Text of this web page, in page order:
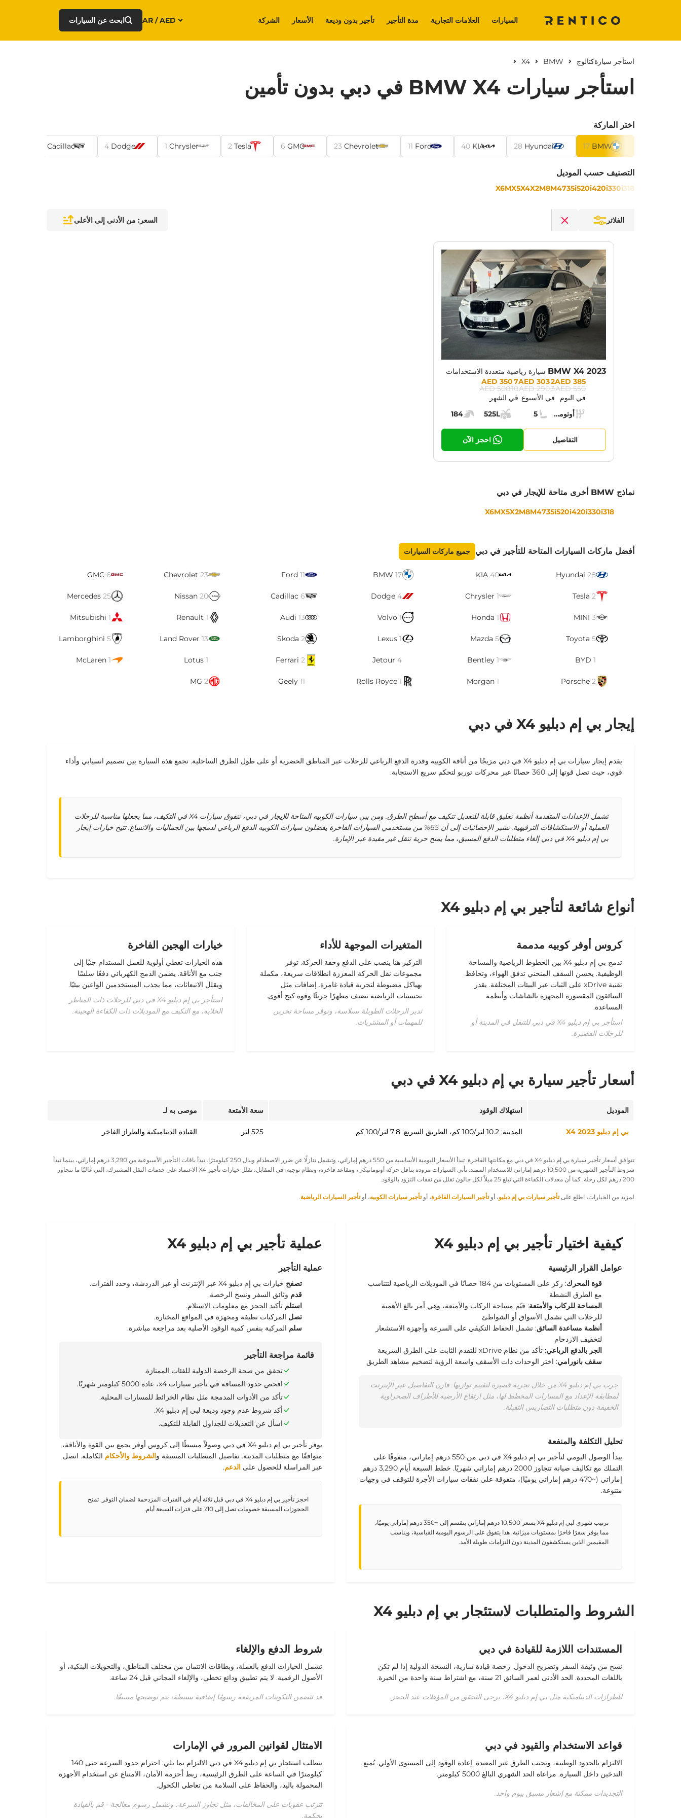
السيارات العلامات التجارية مدة التأجير تأجير بدون وديعة الأسعار الشركة AR / AED ابحث عن السيارات
استأجر سيارات BMW X4 في دبي بدون تأمين
استأجر سيارةكتالوج BMW
X4
اختر الماركة
BMW
17
Hyundai
28
KIA
40
Ford
11
Chevrolet
23
GMC
6
Tesla
2
Chrysler
1
Dodge
4
Cadillac
التصنيف حسب الموديل
318
330i
420i
520i
735i
M4
M8
X2
X4
X5
X6M
الفلاتر
Clear filters
السعر: من الأدنى إلى الأعلى
BMW X4 2023 سيارة رياضية متعددة الاستخدامات
CURRENT PROMOTION:
30% OFF
Prices:
385 AED
550 AED
في اليوم
2 303 AED
3 290 AED
في الأسبوع
7 350 AED
10 500 AED
في الشهر
Specs:ناقل الحركة:
أوتوماتيك (AT)
مقاعد:
5
مساحة الشحن:
525L
قوة المحرك:
184
التفاصيل احجز الآن
نماذج BMW أخرى متاحة للإيجار في دبي
318
330i
420i
520i
735i
M4
M8
X2
X5
X6M
أفضل ماركات السيارات المتاحة للتأجير في دبي جميع ماركات السيارات
Hyundai 28
KIA 40
BMW17
Ford11
Chevrolet 23
GMC 6
Tesla 2
Chrysler 1
Dodge 4
Cadillac 6
Nissan 20
Mercedes25
MINI 3
Honda 1
Volvo1
Audi13
Renault 1
Mitsubishi1
Toyota 5
Mazda 5
Lexus1
Skoda2
Land Rover 13
Lamborghini5
BYD 1
Bentley 1
Jetour 4
Ferrari2
Lotus 1
McLaren1
Porsche 2
Morgan 1
Rolls Royce1
Geely11
MG 2
إيجار بي إم دبليو X4 في دبي
يقدم إيجار سيارات بي إم دبليو X4 في دبي مزيجًا من أناقة الكوبيه وقدرة الدفع الرباعي للرحلات عبر المناطق الحضرية أو على طول الطرق الساحلية. تجمع هذه السيارة بين تصميم انسيابي وأداء
قوي، حيث تصل قوتها إلى 360 حصانًا عبر محركات توربو لتحكم سريع الاستجابة.
تشمل الإعدادات المتقدمة أنظمة تعليق قابلة للتعديل تتكيف مع أسطح الطرق. ومن بين سيارات الكوبيه المتاحة للإيجار في دبي، تتفوق سيارات X4 في التكيف، مما يجعلها مناسبة للرحلات
العملية أو الاستكشافات الترفيهية. تشير الإحصائيات إلى أن 65% من مستخدمي السيارات الفاخرة يفضلون سيارات الكوبيه الدفع الرباعي لدمجها بين الجماليات والاتساع. تتيح خيارات إيجار
بي إم دبليو X4 في دبي إلغاء متطلبات الدفع المسبق، مما يمنح حرية تنقل غير مقيدة عبر الإمارة.
أنواع شائعة لتأجير بي إم دبليو X4
كروس أوفر كوبيه مدممة
تدمج بي إم دبليو X4 بين الخطوط الرياضية والمساحة
الوظيفية. يحسن السقف المنحني تدفق الهواء، وتحافظ
تقنية xDrive على الثبات عبر البيئات المختلفة. يقدر
السائقون المقصورة المجهزة بالشاشات وأنظمة
المساعدة.
استأجر بي إم دبليو X4 في دبي للتنقل في المدينة أو
للرحلات القصيرة.
المتغيرات الموجهة للأداء
التركيز هنا ينصب على الدفع وخفة الحركة. توفر
مجموعات نقل الحركة المعززة انطلاقات سريعة، مكملة
بهياكل مضبوطة لتجربة قيادة غامرة. إضافات مثل
تحسينات الرياضية تضيف مظهرًا جريئًا وقوة كبح أقوى.
تدير الرحلات الطويلة بسلاسة، وتوفر مساحة تخزين
للمهمات أو المشتريات.
خيارات الهجين الفاخرة
هذه الخيارات تعطي أولوية للعمل المستدام جنبًا إلى
جنب مع الأناقة. يضمن الدمج الكهربائي دفعًا سلسًا
ويقلل الانبعاثات، مما يجذب المستخدمين الواعين بيئيًا.
استأجر بي إم دبليو X4 في دبي للرحلات ذات المناظر
الخلابة، مع التكيف مع الموديلات ذات الكفاءة الهجينة.
أسعار تأجير سيارة بي إم دبليو X4 في دبي
الموديل استهلاك الوقود سعة الأمتعة موصى به لـ
بي إم دبليو X4 2023 المدينة: 10.2 لتر/100 كم، الطريق السريع: 7.8 لتر/100 كم 525 لتر القيادة الديناميكية والطراز الفاخر
تتوافق أسعار تأجير سيارة بي إم دبليو X4 في دبي مع مكانتها الفاخرة. تبدأ الأسعار اليومية الأساسية من 550 درهم إماراتي ، وتشمل تنازلًا عن ضرر الاصطدام وبدل 250 كيلومترًا. تبدأ باقات التأجير الأسبوعية من 3,290 درهم إماراتي
، بينما تبدأ
شروط التأجير الشهرية من 10,500 درهم إماراتي
للاستخدام الممتد. تأتي السيارات مزودة بناقل حركة أوتوماتيكي، ومقاعد فاخرة، ونظام توجيه. في المقابل، تقلل خيارات تأجير X4 الاعتماد على خدمات النقل المشترك، التي غالبًا ما تتجاوز
200 درهم لكل رحلة. كما أن معدلات الكفاءة التي تبلغ 25 ميلاً لكل جالون تقلل من نفقات التزود بالوقود.
لمزيد من الخيارات، اطلع علىتأجير سيارات بي إم دبليو، أوتأجير السيارات الفاخرة، أوتأجير سيارات الكوبيه، أوتأجير السيارات الرياضية.
كيفية اختيار تأجير بي إم دبليو X4
عوامل القرار الرئيسية
قوة المحرك
: ركز على المستويات من 184 حصانًا في الموديلات الرياضية لتتناسب
مع الطرق النشطة
المساحة للركاب والأمتعة: قيّم مساحة الركاب والأمتعة، وهي أمر بالغ الأهمية
للرحلات التي تشمل الأسواق أو الشواطئ
أنظمة مساعدة السائق: تشمل الحفاظ التكيفي على السرعة وأجهزة الاستشعار
لتخفيف الازدحام
الجر بالدفع الرباعي: تأكد من نظام xDrive للتقدم الثابت على الطرق السريعة
سقف بانورامي: اختر الوحدات ذات الأسقف واسعة الرؤية لتضخيم مشاهد الطريق
جرب بي إم دبليو X4 من خلال تجربة قصيرة لتقييم توازنها. قارن التفاصيل عبر الإنترنت
لمطابقة الإعداد مع المسارات المخطط لها، مثل ارتفاع الأرضية للأطراف الصحراوية
الخفيفة دون متطلبات التضاريس الثقيلة.
تحليل التكلفة والمنفعة
يبدأ الوصول اليومي لتأجير بي إم دبليو X4 في دبي من 550 درهم إماراتي
، متفوقًا على
التملك مع تكاليف صيانة تتجاوز 2000 درهم إماراتي شهريًا. خطط السبعة أيام
3,290 درهم
إماراتي (~470 درهم إماراتي
يوميًا)، متفوقة على نفقات سيارات الأجرة للتوقف في وجهات
متنوعة.
ترتيب شهري لبي إم دبليو X4 بسعر 10,500 درهم إماراتي ينقسم إلى ~350 درهم إماراتي يوميًا،
مما يوفر سفرًا فاخرًا بمستويات ميزانية. هذا يتفوق على الرسوم اليومية القياسية، ويناسب
المقيمين الذين يستكشفون المدينة دون التزامات طويلة الأمد.
عملية تأجير بي إم دبليو X4
عملية التأجير
تصفح خيارات بي إم دبليو X4 عبر الإنترنت أو عبر الدردشة، وحدد الفترات.
قدم وثائق السفر ونسخ الرخصة.
استلم تأكيد الحجز مع معلومات الاستلام.
تصل المركبات نظيفة ومجهزة في المواقع المختارة.
سلم المركبة بنفس كمية الوقود الأصلية بعد مراجعة مباشرة.
قائمة مراجعة التأجير
تحقق من صحة الرخصة الدولية للفئات الممتازة.
افحص حدود المسافة في تأجير سيارات x4، عادة 5000 كيلومتر شهريًا.
تأكد من الأدوات المدمجة مثل نظام الخرائط للمسارات المحلية.
أكد شروط عدم وجود وديعة لبي إم دبليو X4.
اسأل عن التعديلات للجداول القابلة للتكيف.
يوفر تأجير بي إم دبليو X4 في دبي وصولاً مبسطًا إلى كروس أوفر يجمع بين القوة والأناقة،
متوافقًا مع متطلبات المدينة. تفاصيل المتطلبات المسبقة والشروط والأحكام الكاملة. اتصل
عبر المراسلة للحصول على الدعم.
احجز تأجير بي إم دبليو X4 في دبي قبل ثلاثة أيام في الفترات المزدحمة لضمان التوفر. تمنح
الحجوزات المسبقة خصومات تصل إلى 10٪ على فترات السبعة أيام.
الشروط والمتطلبات لاستئجار بي إم دبليو X4
المستندات اللازمة للقيادة في دبي
نسخ من وثيقة السفر وتصريح الدخول. رخصة قيادة سارية، النسخة الدولية إذا لم تكن
باللغات المحددة. الحد الأدنى لعمر السائق 21 سنة، مع اشتراط سنة واحدة من الخبرة.
للطرازات الديناميكية مثل بي إم دبليو X4، يرجى التحقق من المؤهلات عند الحجز.
شروط الدفع والإلغاء
تشمل الخيارات الدفع بالعملة، وبطاقات الائتمان من مختلف المناطق، والتحويلات البنكية، أو
الأصول الرقمية. لا يتم تطبيق ودائع تخطي، والإلغاء المجاني قبل 24 ساعة.
قد تتضمن التكوينات المرتفعة رسومًا إضافية بسيطة، يتم توضيحها مسبقًا.
قواعد الاستخدام والقيود في دبي
الالتزام بالحدود الوطنية، وتجنب الطرق غير المعبدة. إعادة الوقود إلى المستوى الأولي. يُمنع
التدخين داخل السيارة. مراعاة الحد الشهري البالغ 5000 كيلومتر.
التجديدات ممكنة مع إشعار مسبق بيوم واحد.
الامتثال لقوانين المرور في الإمارات
يتطلب استئجار بي إم دبليو X4 في دبي الالتزام بما يلي: احترام حدود السرعة حتى 140
كيلومترًا في الساعة على الطرق الرئيسية، ربط أحزمة الأمان، الامتناع عن استخدام الأجهزة
المحمولة باليد، والحفاظ على السلامة من تعاطي الكحول.
تترتب عقوبات على المخالفات، مثل تجاوز السرعة، وتشمل رسوم معالجة - قم بالقيادة
بحكمة.